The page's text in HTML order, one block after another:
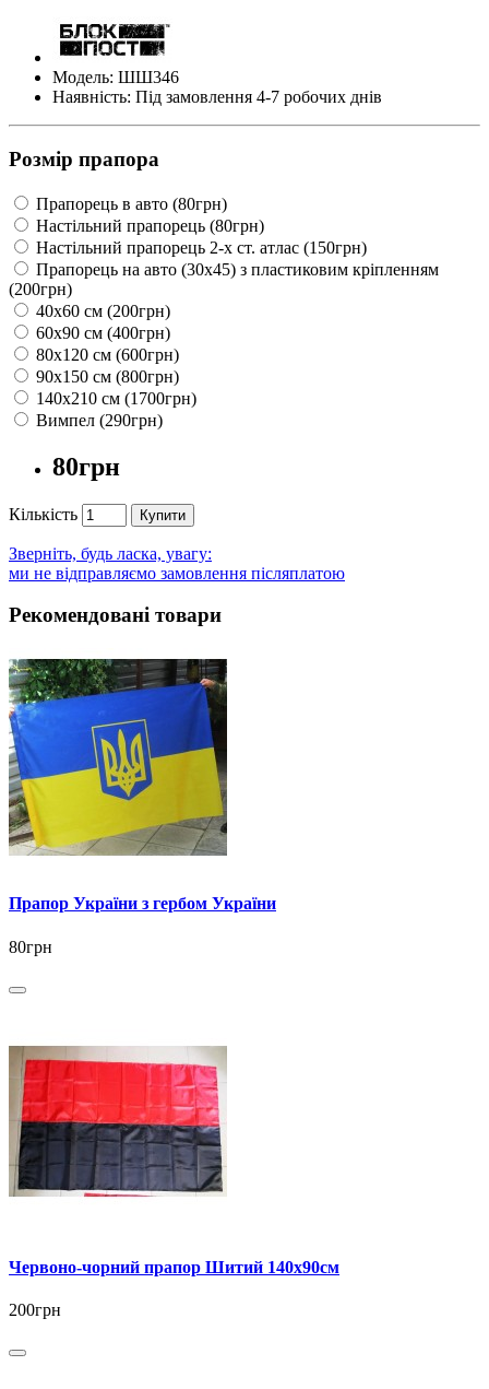
Модель: ШШ346
Наявність: Під замовлення 4-7 робочих днів
Розмір прапора
Прапорець в авто (80грн)
Настільний прапорець (80грн)
Настільний прапорець 2-х ст. атлас (150грн)
Прапорець на авто (30х45) з пластиковим кріпленням
(200грн)
40х60 см (200грн)
60х90 см (400грн)
80х120 см (600грн)
90х150 см (800грн)
140х210 см (1700грн)
Вимпел (290грн)
80грн
Кількість Купити
Зверніть, будь ласка, увагу:
ми не відправляємо замовлення післяплатою
Рекомендовані товари
Прапор України з гербом України
80грн
Червоно-чорний прапор Шитий 140х90см
200грн